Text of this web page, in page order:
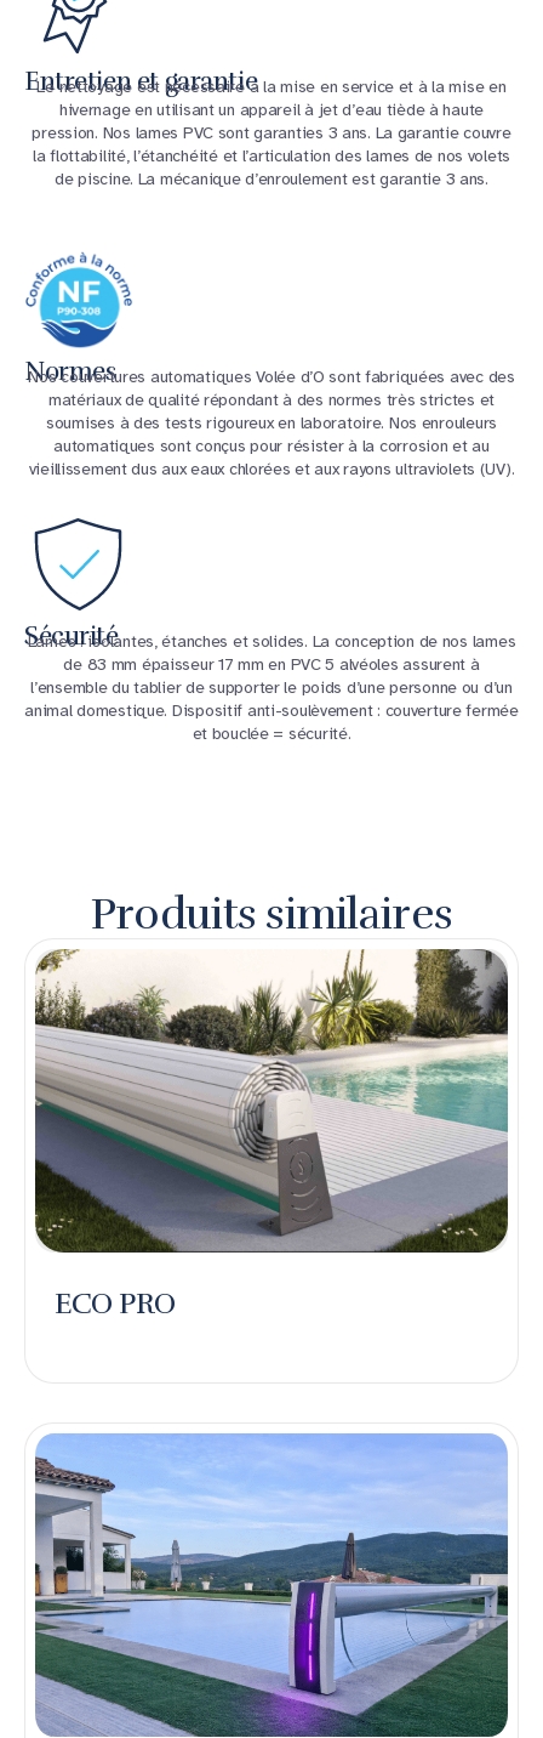
Entretien et garantie
Le nettoyage est nécessaire à la mise en service et à la mise en
hivernage en utilisant un appareil à jet d’eau tiède à haute
pression. Nos lames PVC sont garanties 3 ans. La garantie couvre
la flottabilité, l’étanchéité et l’articulation des lames de nos volets
de piscine. La mécanique d’enroulement est garantie 3 ans.
Normes
Nos couvertures automatiques Volée d’O sont fabriquées avec des
matériaux de qualité répondant à des normes très strictes et
soumises à des tests rigoureux en laboratoire. Nos enrouleurs
automatiques sont conçus pour résister à la corrosion et au
vieillissement dus aux eaux chlorées et aux rayons ultraviolets (UV).
Sécurité
Lames : isolantes, étanches et solides. La conception de nos lames
de 83 mm épaisseur 17 mm en PVC 5 alvéoles assurent à
l’ensemble du tablier de supporter le poids d’une personne ou d’un
animal domestique. Dispositif anti-soulèvement : couverture fermée
et bouclée = sécurité.
Produits similaires
ECO PRO